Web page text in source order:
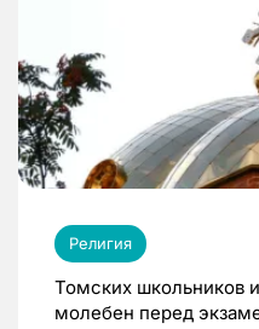
Религия
Томских школьников
молебен перед